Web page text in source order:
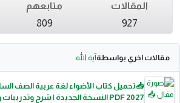
المقالات
927
متابعهم
809
مقالات اخري بواسطةآية الله
📥 تحميل كتاب الأضواء لغة عربية الصف
2027 PDF النسخة الجديدة | شرح وتدريبات ومراجعة شاملة